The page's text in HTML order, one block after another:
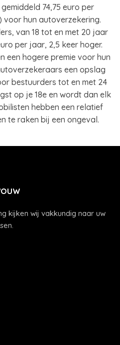
74,75 euro per
hun autoverzekering.
van 18 tot en met 20 jaar
per jaar, 2,5 keer hoger.
een hogere premie voor hun
een opslag
bestuurders tot en met 24
op je 18e en wordt dan elk
hebben een relatief
te raken bij een ongeval.
kijken wij vakkundig naar uw